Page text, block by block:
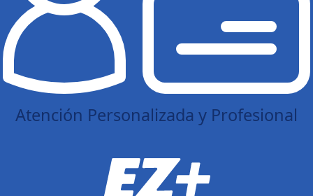
Atención Personalizada y Profesional